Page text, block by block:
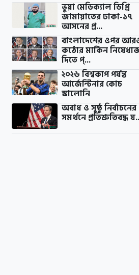
ভুয়া মেডিক্যাল ডিগ্রি
জামায়াতের ঢাকা-১৭
আসনের প্র...
বাংলাদেশের ওপর
কঠোর মার্কিন
দিতে প্...
২০২৬ বিশ্বকাপ পর্যন্ত
আর্জেন্টিনার কোচ
স্কালোনি
অবাধ ও সুষ্ঠু নির্বাচনের
সমর্থনে প্রতিশ্রুতিবদ্ধ